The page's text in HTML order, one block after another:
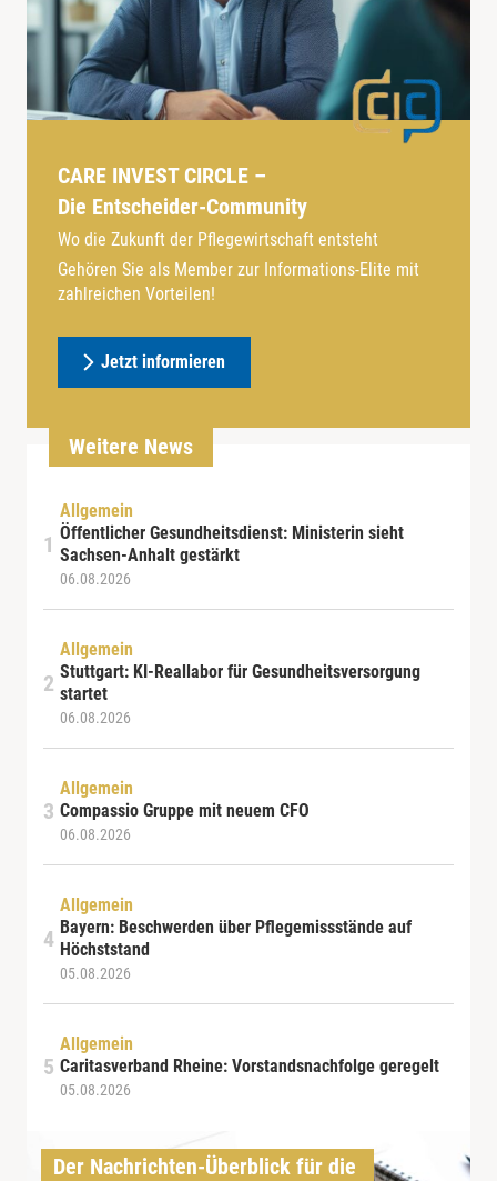
CARE INVEST CIRCLE –
Die Entscheider-Community
Wo die Zukunft der Pflegewirtschaft entsteht
Gehören Sie als Member zur Informations-Elite mit
zahlreichen Vorteilen!
Jetzt informieren
Weitere News
Allgemein
Öffentlicher Gesundheitsdienst: Ministerin sieht
Sachsen-Anhalt gestärkt
06.08.2026
Allgemein
Stuttgart: KI-Reallabor für Gesundheitsversorgung
startet
06.08.2026
Allgemein
Compassio Gruppe mit neuem CFO
06.08.2026
Allgemein
Bayern: Beschwerden über Pflegemissstände auf
Höchststand
05.08.2026
Allgemein
Caritasverband Rheine: Vorstandsnachfolge geregelt
05.08.2026
Der Nachrichten-Überblick für die